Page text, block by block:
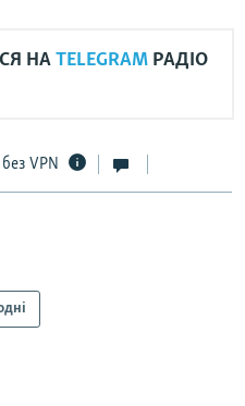
НА TELEGRAM РАДІО
VPN